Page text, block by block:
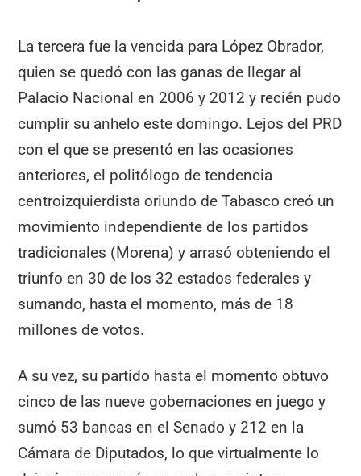
La tercera fue la vencida para López Obrador,
quien se quedó con las ganas de llegar al
Palacio Nacional en 2006 y 2012 y recién pudo
cumplir su anhelo este domingo. Lejos del PRD
con el que se presentó en las ocasiones
anteriores, el politólogo de tendencia
centroizquierdista oriundo de Tabasco creó un
movimiento independiente de los partidos
tradicionales (Morena) y arrasó obteniendo el
triunfo en 30 de los 32 estados federales y
sumando, hasta el momento, más de 18
millones de votos.
A su vez, su partido hasta el momento obtuvo
cinco de las nueve gobernaciones en juego y
sumó 53 bancas en el Senado y 212 en la
Cámara de Diputados, lo que virtualmente lo